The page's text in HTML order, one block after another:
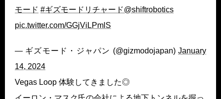
モード #ギズモードリチャード@shiftrobotics
pic.twitter.com/GGjViLPmlS
— ギズモード・ジャパン (@gizmodojapan) January
14, 2024
Vegas Loop 体験してきました◎